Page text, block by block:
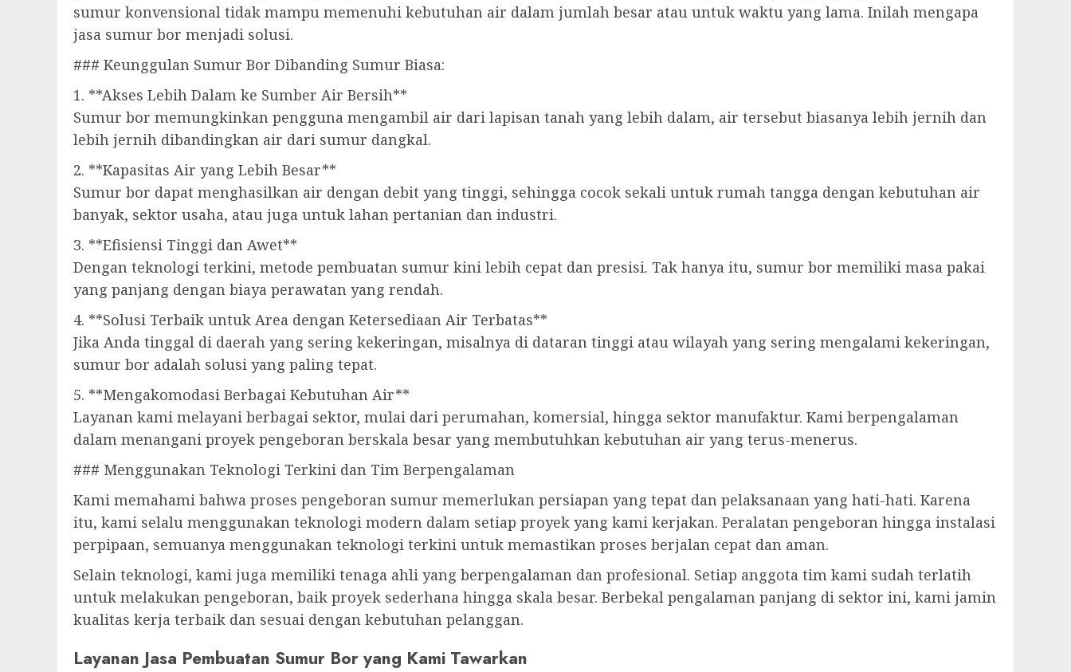
sumur konvensional tidak mampu memenuhi kebutuhan air dalam jumlah besar atau untuk waktu yang lama. Inilah mengapa
jasa sumur bor menjadi solusi.
### Keunggulan Sumur Bor Dibanding Sumur Biasa:
1. **Akses Lebih Dalam ke Sumber Air Bersih**
Sumur bor memungkinkan pengguna mengambil air dari lapisan tanah yang lebih dalam, air tersebut biasanya lebih jernih dan
lebih jernih dibandingkan air dari sumur dangkal.
2. **Kapasitas Air yang Lebih Besar**
Sumur bor dapat menghasilkan air dengan debit yang tinggi, sehingga cocok sekali untuk rumah tangga dengan kebutuhan air
banyak, sektor usaha, atau juga untuk lahan pertanian dan industri.
3. **Efisiensi Tinggi dan Awet**
Dengan teknologi terkini, metode pembuatan sumur kini lebih cepat dan presisi. Tak hanya itu, sumur bor memiliki masa pakai
yang panjang dengan biaya perawatan yang rendah.
4. **Solusi Terbaik untuk Area dengan Ketersediaan Air Terbatas**
Jika Anda tinggal di daerah yang sering kekeringan, misalnya di dataran tinggi atau wilayah yang sering mengalami kekeringan,
sumur bor adalah solusi yang paling tepat.
5. **Mengakomodasi Berbagai Kebutuhan Air**
Layanan kami melayani berbagai sektor, mulai dari perumahan, komersial, hingga sektor manufaktur. Kami berpengalaman
dalam menangani proyek pengeboran berskala besar yang membutuhkan kebutuhan air yang terus-menerus.
### Menggunakan Teknologi Terkini dan Tim Berpengalaman
Kami memahami bahwa proses pengeboran sumur memerlukan persiapan yang tepat dan pelaksanaan yang hati-hati. Karena
itu, kami selalu menggunakan teknologi modern dalam setiap proyek yang kami kerjakan. Peralatan pengeboran hingga instalasi
perpipaan, semuanya menggunakan teknologi terkini untuk memastikan proses berjalan cepat dan aman.
Selain teknologi, kami juga memiliki tenaga ahli yang berpengalaman dan profesional. Setiap anggota tim kami sudah terlatih
untuk melakukan pengeboran, baik proyek sederhana hingga skala besar. Berbekal pengalaman panjang di sektor ini, kami jamin
kualitas kerja terbaik dan sesuai dengan kebutuhan pelanggan.
Layanan Jasa Pembuatan Sumur Bor yang Kami Tawarkan